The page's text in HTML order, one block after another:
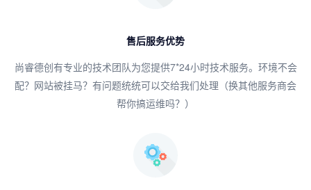
售后服务优势
尚睿德创有专业的技术团队为您提供7*24小时技术服务。环境不会
配？网站被挂马？有问题统统可以交给我们处理（换其他服务商会
帮你搞运维吗？）